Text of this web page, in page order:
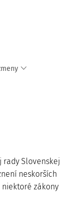
rady Slovenskej
neskorších
zákony